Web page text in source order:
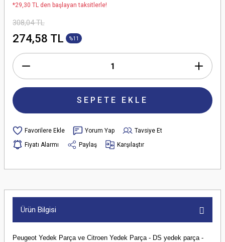
*29,30 TL den başlayan taksitlerle!
308,04 TL
274,58 TL %11
SEPETE EKLE
Yorum Yap
Tavsiye Et
Fiyatı Alarmı
Paylaş Karşılaştır
Ürün Bilgisi
Peugeot Yedek Parça ve Citroen Yedek Parça - DS yedek parça -